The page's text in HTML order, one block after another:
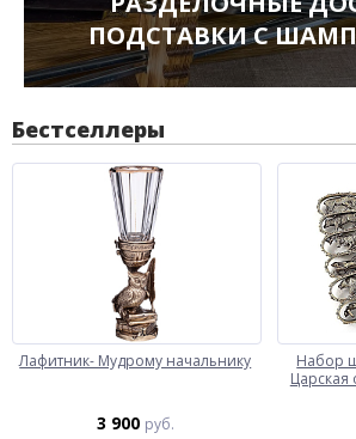
ПОДСТАВКИ С
Бестселлеры
Лафитник- Мудрому начальнику
3 900 руб.
Набор
Царская